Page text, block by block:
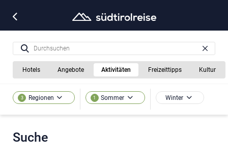
Hotels Angebote Aktivitäten Freizeittipps Kultur
3 Regionen 1 Sommer Winter
Suche